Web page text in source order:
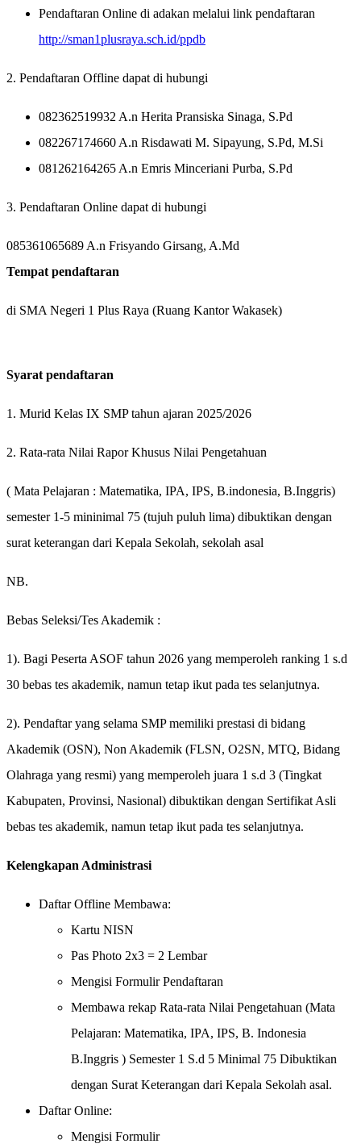
Pendaftaran Online di adakan melalui link pendaftaran
http://sman1plusraya.sch.id/ppdb
2. Pendaftaran Offline dapat di hubungi
082362519932 A.n Herita Pransiska Sinaga, S.Pd
082267174660 A.n Risdawati M. Sipayung, S.Pd, M.Si
081262164265 A.n Emris Minceriani Purba, S.Pd
3. Pendaftaran Online dapat di hubungi
085361065689 A.n Frisyando Girsang, A.Md
Tempat pendaftaran
di SMA Negeri 1 Plus Raya (Ruang Kantor Wakasek)
Syarat pendaftaran
1. Murid Kelas IX SMP tahun ajaran 2025/2026
2. Rata-rata Nilai Rapor Khusus Nilai Pengetahuan
( Mata Pelajaran : Matematika, IPA, IPS, B.indonesia, B.Inggris)
semester 1-5 mininimal 75 (tujuh puluh lima) dibuktikan dengan
surat keterangan dari Kepala Sekolah, sekolah asal
NB.
Bebas Seleksi/Tes Akademik :
1). Bagi Peserta ASOF tahun 2026 yang memperoleh ranking 1 s.d
30 bebas tes akademik, namun tetap ikut pada tes selanjutnya.
2). Pendaftar yang selama SMP memiliki prestasi di bidang
Akademik (OSN), Non Akademik (FLSN, O2SN, MTQ, Bidang
Olahraga yang resmi) yang memperoleh juara 1 s.d 3 (Tingkat
Kabupaten, Provinsi, Nasional) dibuktikan dengan Sertifikat Asli
bebas tes akademik, namun tetap ikut pada tes selanjutnya.
Kelengkapan Administrasi
Daftar Offline Membawa:
Kartu NISN
Pas Photo 2x3 = 2 Lembar
Mengisi Formulir Pendaftaran
Membawa rekap Rata-rata Nilai Pengetahuan (Mata
Pelajaran: Matematika, IPA, IPS, B. Indonesia
B.Inggris ) Semester 1 S.d 5 Minimal 75 Dibuktikan
dengan Surat Keterangan dari Kepala Sekolah asal.
Daftar Online:
Mengisi Formulir